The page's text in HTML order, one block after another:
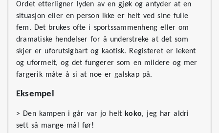
Ordet etterligner lyden av en gjøk og antyder at en
situasjon eller en person ikke er helt ved sine fulle
fem. Det brukes ofte i sportssammenheng eller om
dramatiske hendelser for å understreke at det som
skjer er uforutsigbart og kaotisk. Registeret er lekent
og uformelt, og det fungerer som en mildere og mer
fargerik måte å si at noe er galskap på.
Eksempel
> Den kampen i går var jo helt koko, jeg har aldri
sett så mange mål før!